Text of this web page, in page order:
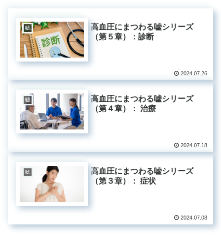
嘘
高血圧にまつわる嘘シリーズ
（第５章）：診断
2024.07.26
嘘
高血圧にまつわる嘘シリーズ
（第４章）： 治療
2024.07.18
嘘
高血圧にまつわる嘘シリーズ
（第３章）： 症状
2024.07.08